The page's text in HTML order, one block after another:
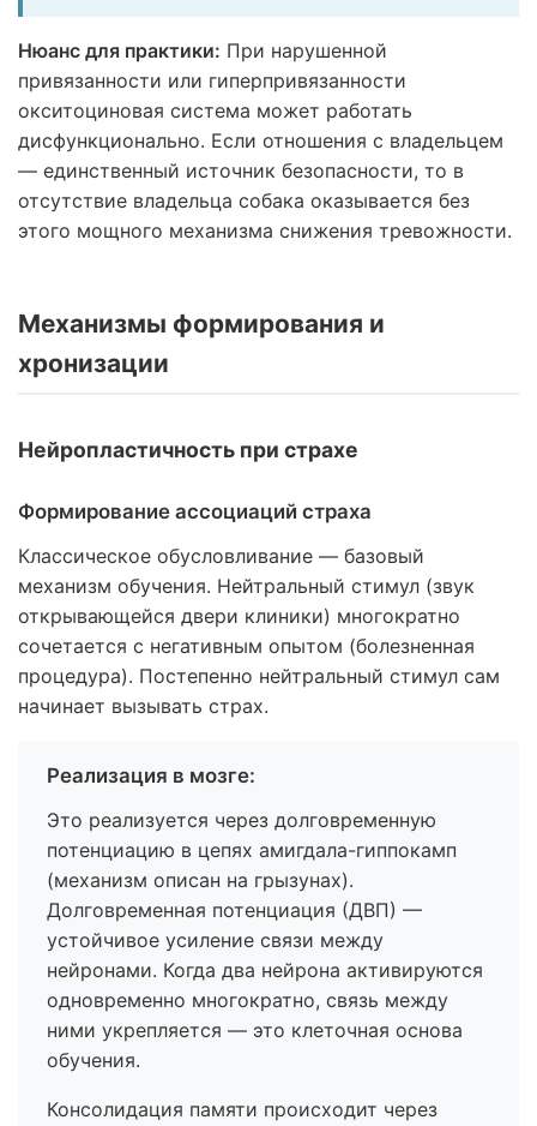
Нюанс для практики: При нарушенной
привязанности или гиперпривязанности
окситоциновая система может работать
дисфункционально. Если отношения с владельцем
— единственный источник безопасности, то в
отсутствие владельца собака оказывается без
этого мощного механизма снижения тревожности.
Механизмы формирования и
хронизации
Нейропластичность при страхе
Формирование ассоциаций страха
Классическое обусловливание — базовый
механизм обучения. Нейтральный стимул (звук
открывающейся двери клиники) многократно
сочетается с негативным опытом (болезненная
процедура). Постепенно нейтральный стимул сам
начинает вызывать страх.
Реализация в мозге:
Это реализуется через долговременную
потенциацию в цепях амигдала-гиппокамп
(механизм описан на грызунах).
Долговременная потенциация (ДВП) —
устойчивое усиление связи между
нейронами. Когда два нейрона активируются
одновременно многократно, связь между
ними укрепляется — это клеточная основа
обучения.
Консолидация памяти происходит через